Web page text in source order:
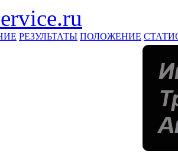
РЕЗУЛЬТАТЫ ПОЛОЖЕНИЕ